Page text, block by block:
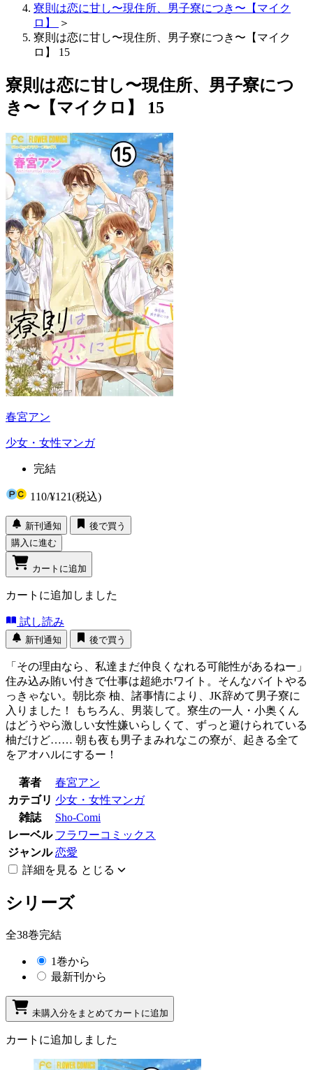
寮則は恋に甘し〜現住所、男子寮につき〜【マイク
ロ】
＞
寮則は恋に甘し〜現住所、男子寮につき〜【マイク
ロ】 15
寮則は恋に甘し〜現住所、男子寮につ
き〜【マイクロ】 15
春宮アン
少女・女性マンガ
完結
110/¥121(税込)
新刊通知
後で買う
購入に進む
カートに追加
カートに追加しました
試し読み
新刊通知 後で買う
「その理由なら、私達まだ仲良くなれる可能性があるねー」
住み込み賄い付きで仕事は超絶ホワイト。そんなバイトやる
っきゃない。朝比奈 柚、諸事情により、JK辞めて男子寮に
入りました！ もちろん、男装して。寮生の一人・小奥くん
はどうやら激しい女性嫌いらしくて、ずっと避けられている
柚だけど…… 朝も夜も男子まみれなこの寮が、起きる全て
をアオハルにするー！
著者
春宮アン
カテゴリ 少女・女性マンガ
雑誌
Sho-Comi
レーベル フラワーコミックス
ジャンル 恋愛
詳細を見る とじる
シリーズ
全38巻完結
1巻から
最新刊から
未購入分をまとめてカートに追加
カートに追加しました